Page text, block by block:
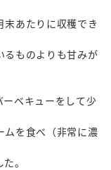
末あたりに収穫でき
るものよりも甘みが
ベキューをして少
ムを食べ（非常に濃
。